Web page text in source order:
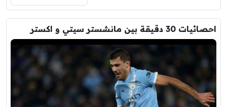
احصائيات 30 دقيقة بين مانشستر سيتي و اكستر